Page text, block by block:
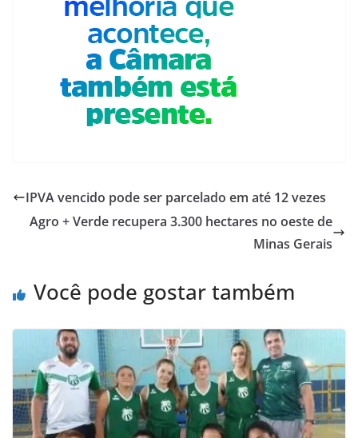
IPVA vencido pode ser parcelado em até 12 vezes
Agro + Verde recupera 3.300 hectares no oeste de
Minas Gerais
Você pode gostar também